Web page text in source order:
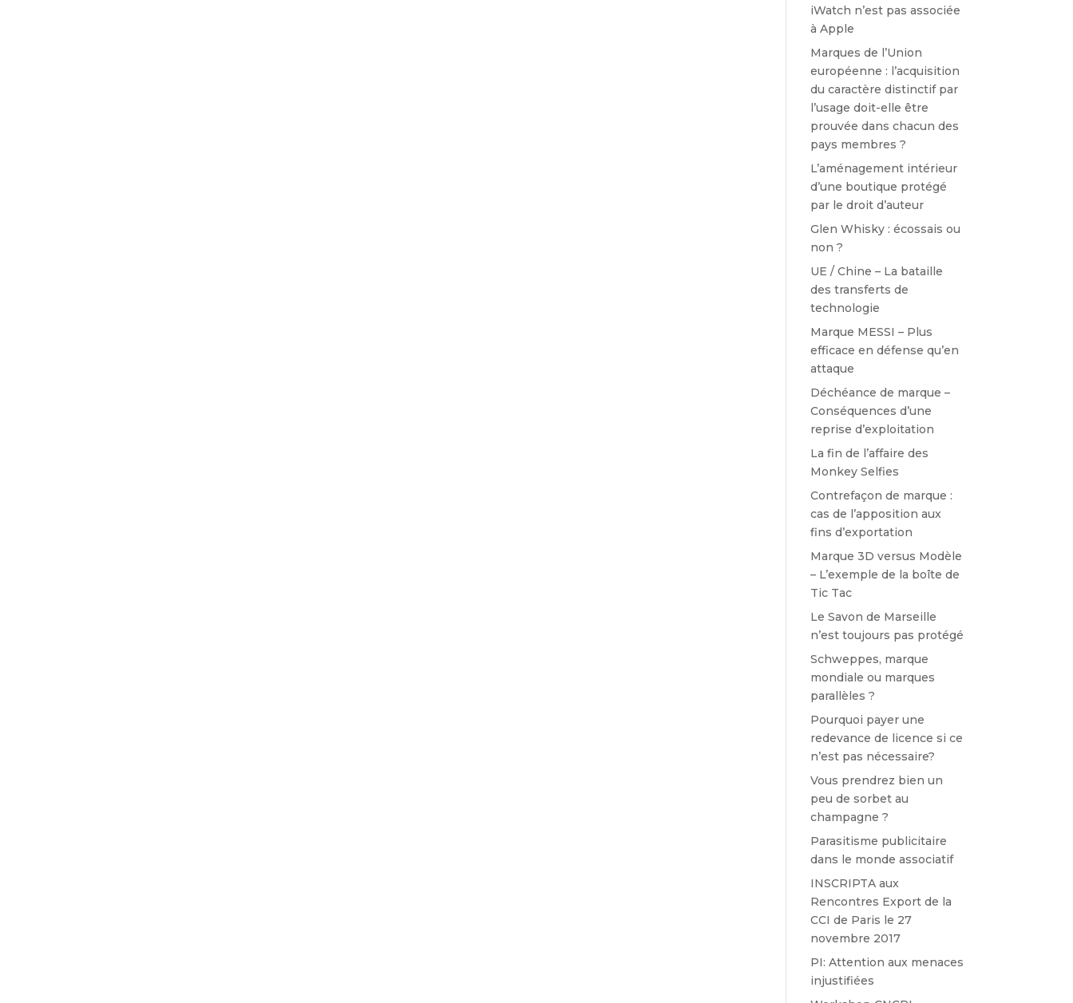
iWatch n’est pas associée
à Apple
Marques de l’Union
européenne : l’acquisition
du caractère distinctif par
l’usage doit-elle être
prouvée dans chacun des
pays membres ?
L’aménagement intérieur
d’une boutique protégé
par le droit d’auteur
Glen Whisky : écossais ou
non ?
UE / Chine – La bataille
des transferts de
technologie
Marque MESSI – Plus
efficace en défense qu’en
attaque
Déchéance de marque –
Conséquences d’une
reprise d’exploitation
La fin de l’affaire des
Monkey Selfies
Contrefaçon de marque :
cas de l’apposition aux
fins d’exportation
Marque 3D versus Modèle
– L’exemple de la boîte de
Tic Tac
Le Savon de Marseille
n’est toujours pas protégé
Schweppes, marque
mondiale ou marques
parallèles ?
Pourquoi payer une
redevance de licence si ce
n’est pas nécessaire?
Vous prendrez bien un
peu de sorbet au
champagne ?
Parasitisme publicitaire
dans le monde associatif
INSCRIPTA aux
Rencontres Export de la
CCI de Paris le 27
novembre 2017
PI: Attention aux menaces
injustifiées